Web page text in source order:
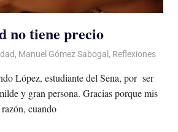
no tiene precio
, Manuel Gómez Sabogal , Reflexiones
López, estudiante del Sena, por ser
y gran persona. Gracias porque mis
cuando